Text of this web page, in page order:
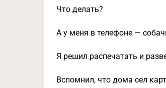
Что делать?
А у меня в телефоне —
Я решил распечатать и
Вспомнил, что дома сел